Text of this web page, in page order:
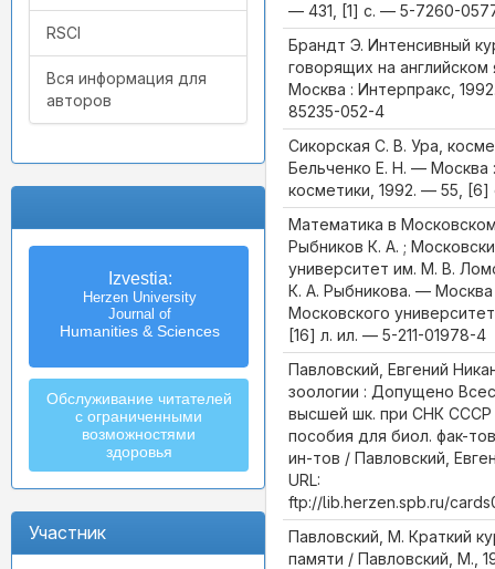
RSCI
Вся информация для
авторов
Известия
Российского государственного
педагогического университета
им. А.И. Герцена
Izvestia:
Herzen University
Journal of
Humanities & Sciences
Обслуживание читателей
с ограниченными
возможностями
здоровья
Участник
— 431, [1] с. — 5-7260-
Брандт Э. Интенсивный
говорящих на
Москва : Интерпракс,
85235-052-4
Сикорская С. В. Ура,
Бельченко Е. Н. — Москва
косметики, 1992. — 55,
Математика в
Рыбников К. А. ;
университет им. М. В.
К. А. Рыбникова. —
Московского
[16] л. ил. — 5-211-01978-4
Павловский, Евгений
зоологии : Допущено
высшей шк. при СНК СССР
пособия для биол. фак-
ин-тов / Павловский,
URL:
ftp://lib.herzen.spb.ru/
Павловский, М. Краткий
памяти / Павловский, М.,